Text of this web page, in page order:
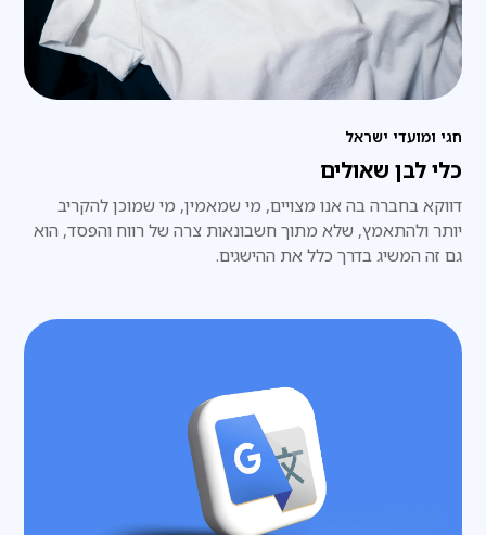
חגי ומועדי ישראל
כלי לבן שאולים
דווקא בחברה בה אנו מצויים, מי שמאמין, מי שמוכן להקריב
יותר ולהתאמץ, שלא מתוך חשבונאות צרה של רווח והפסד, הוא
גם זה המשיג בדרך כלל את ההישגים.